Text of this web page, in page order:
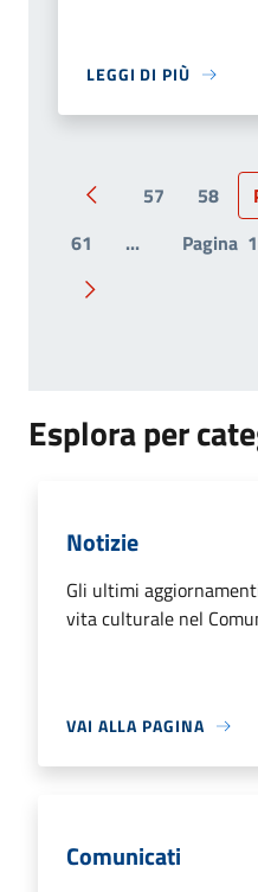
LEGGI DI PIÙ
Pagina precedente
57 58
61
... Pagina
Pagina successiva
Esplora per
Notizie
Gli ultimi
vita culturale nel
VAI ALLA PAGINA
Comunicati